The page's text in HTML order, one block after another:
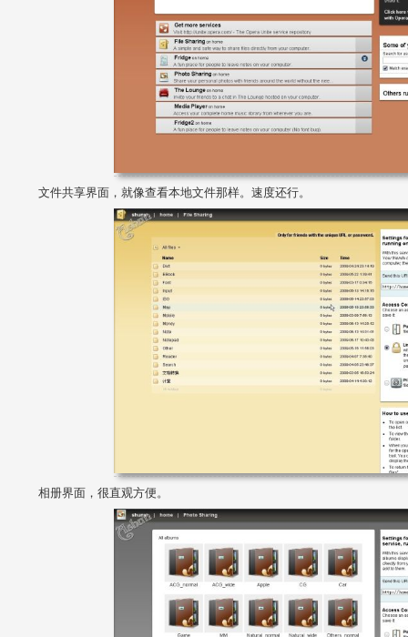
文件共享界面，就像查看本地文件那样。速度还行。
相册界面，很直观方便。